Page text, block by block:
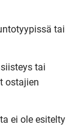
tai
tai
ostajien
ei ole esitelty